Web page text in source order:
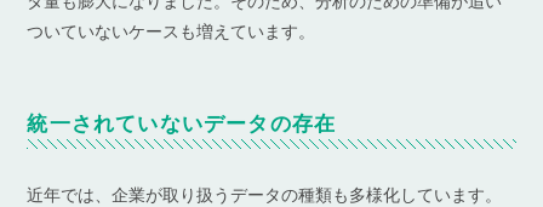
ついていないケースも増えています。
統一されていないデータの存在
近年では、企業が取り扱うデータの種類も多様化しています。